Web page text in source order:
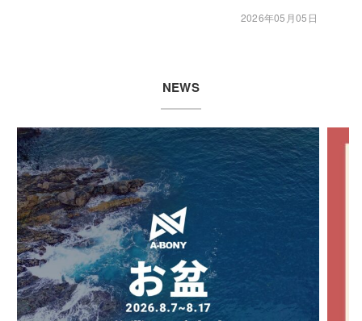
2026年05月05日
NEWS